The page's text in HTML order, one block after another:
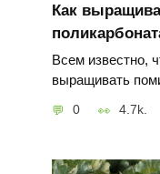
Как
Всем известно,
выращивать
0 4.7k.